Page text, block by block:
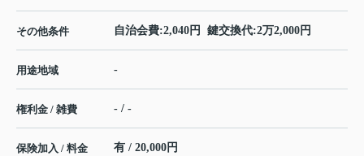
その他条件 自治会費:2,040円 鍵交換代:2万2,000円
用途地域 -
権利金 / 雑費 - / -
保険加入 / 料金 有 / 20,000円